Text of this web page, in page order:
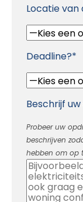
Locatie van
Deadline?*
Beschrijf
Probeer uw
beschrijven
hebben om op